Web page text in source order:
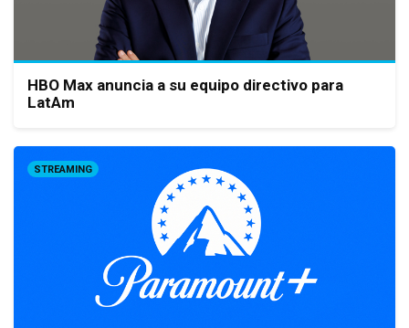
HBO Max anuncia a su equipo directivo para
LatAm
STREAMING